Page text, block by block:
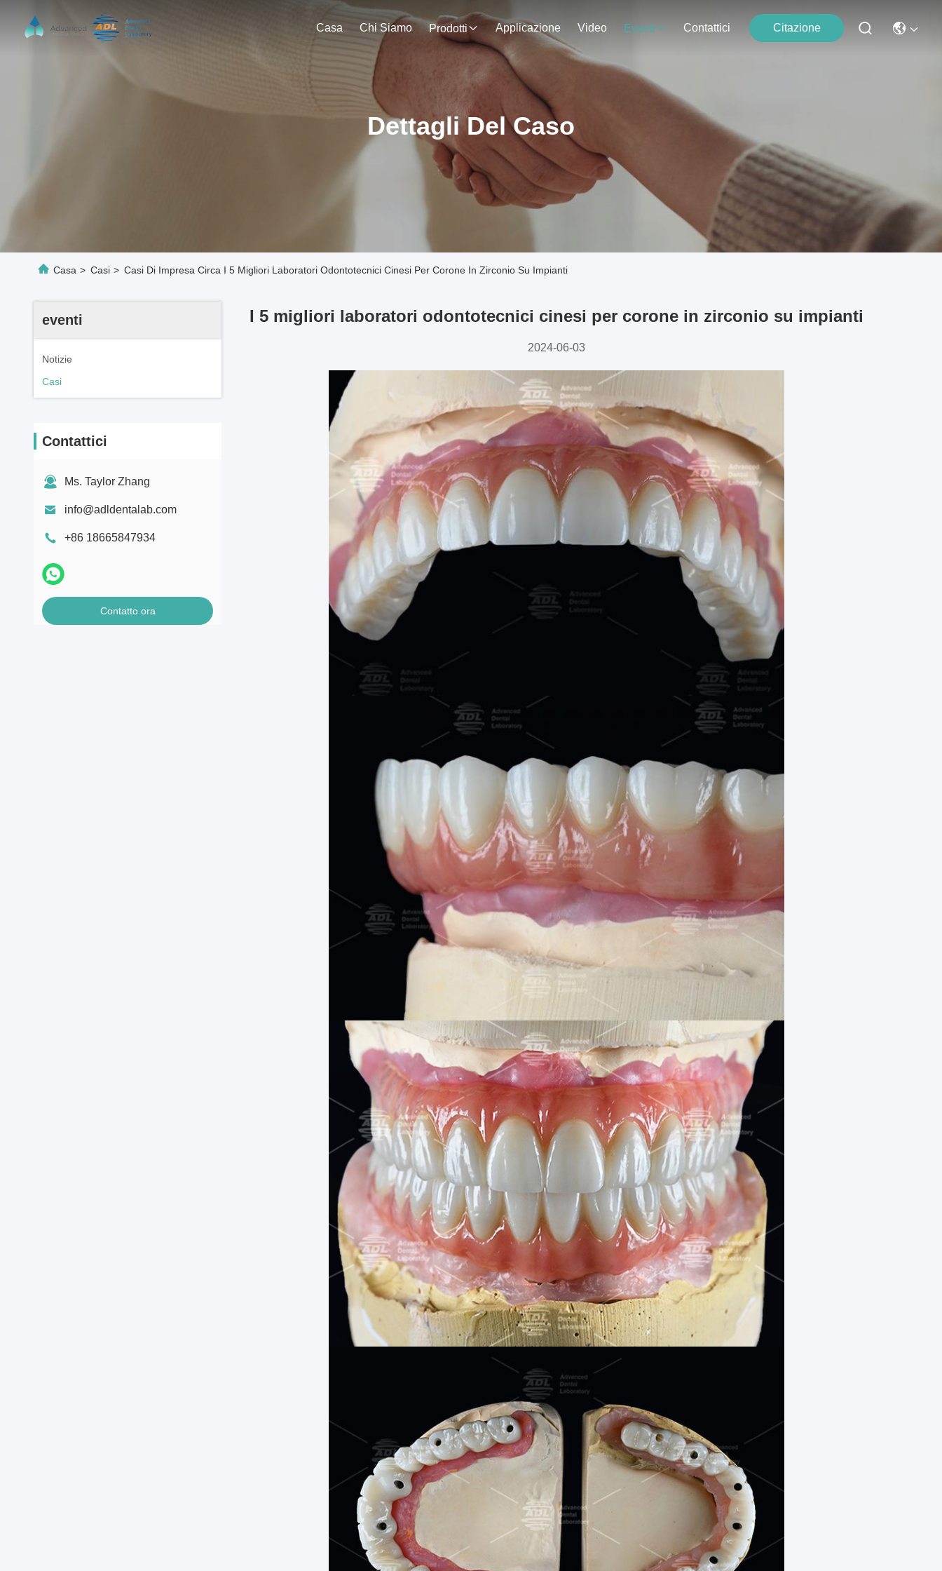
Casa Chi Siamo Prodotti Applicazione Video Eventi Contattici Citazione
Dettagli Del Caso
Casa > Casi > Casi Di Impresa Circa I 5 Migliori Laboratori Odontotecnici Cinesi Per Corone In Zirconio Su Impianti
eventi
Notizie
Casi
Contattici
Ms. Taylor Zhang
info@adldentalab.com
+86 18665847934
Contatto ora
I 5 migliori laboratori odontotecnici cinesi per corone in zirconio su impianti
2024-06-03